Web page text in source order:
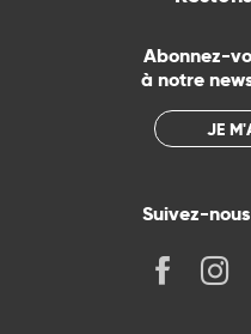
Abonnez-
à notre
JE
Suivez-